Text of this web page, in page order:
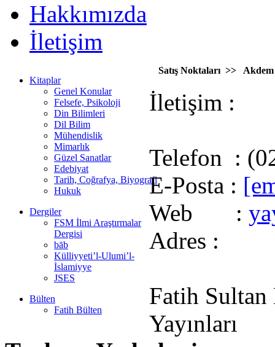
Hakkımızda
İletişim
Kitaplar
Genel Konular
Felsefe, Psikoloji
Din Bilimleri
Dil Bilim
Mühendislik
Mimarlık
Güzel Sanatlar
Edebiyat
Tarih, Coğrafya, Biyografi
Hukuk
Dergiler
FSM İlmi Araştırmalar
Dergisi
bāb
Külliyyeti’l-Ulumi’l-
İslamiyye
JSES
Bülten
Fatih Bülten
Satış Noktaları >> Akdem
İletişim :
Telefon :
E-Posta :
Web :
Adres :
Fatih Sultan
Yayınları